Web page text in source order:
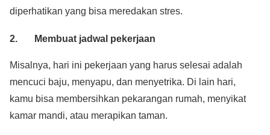
diperhatikan yang bisa meredakan stres.
2. Membuat jadwal pekerjaan
Misalnya, hari ini pekerjaan yang harus selesai adalah
mencuci baju, menyapu, dan menyetrika. Di lain hari,
kamu bisa membersihkan pekarangan rumah, menyikat
kamar mandi, atau merapikan taman.